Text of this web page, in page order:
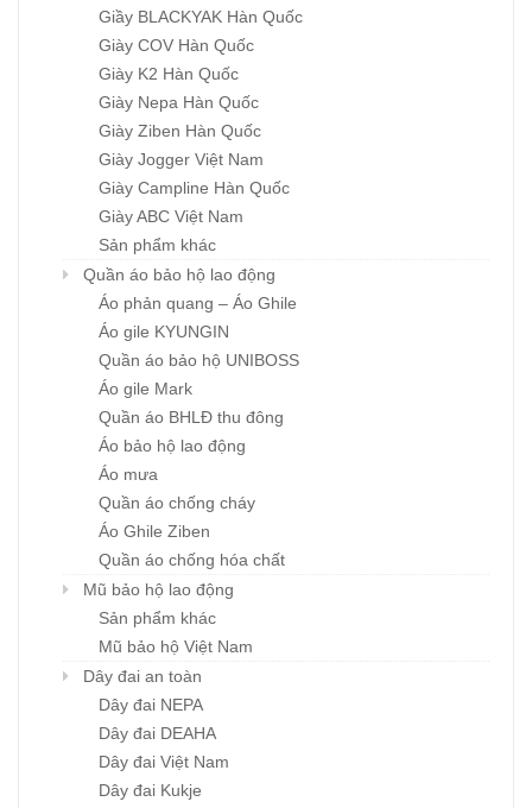
Giầy BLACKYAK Hàn Quốc
Giày COV Hàn Quốc
Giày K2 Hàn Quốc
Giày Nepa Hàn Quốc
Giày Ziben Hàn Quốc
Giày Jogger Việt Nam
Giày Campline Hàn Quốc
Giày ABC Việt Nam
Sản phẩm khác
Quần áo bảo hộ lao động
Áo phản quang – Áo Ghile
Áo gile KYUNGIN
Quần áo bảo hộ UNIBOSS
Áo gile Mark
Quần áo BHLĐ thu đông
Áo bảo hộ lao động
Áo mưa
Quần áo chống cháy
Áo Ghile Ziben
Quần áo chống hóa chất
Mũ bảo hộ lao động
Sản phẩm khác
Mũ bảo hộ Việt Nam
Dây đai an toàn
Dây đai NEPA
Dây đai DEAHA
Dây đai Việt Nam
Dây đai Kukje